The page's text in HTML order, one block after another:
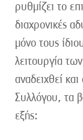
ρυθμίζει το
διαχρονικές
μόνο τους
λειτουργία
αναδειχθεί
Συλλόγου, τα
εξής: